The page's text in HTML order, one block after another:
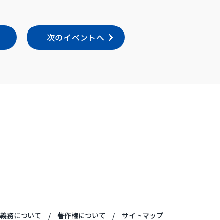
次のイベントへ
務について 著作権について サイトマップ